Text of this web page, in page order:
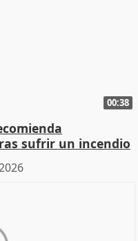
00:38
sufrir un incendio